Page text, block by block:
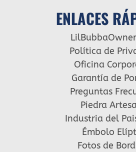
ENLACES
Política de
Oficina
Garantía de
Preguntas
Piedra
Industria del
Émbolo
Fotos de